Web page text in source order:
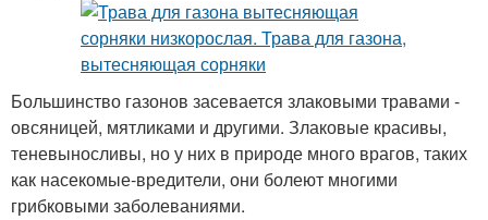
Большинство газонов засевается злаковыми травами -
овсяницей, мятликами и другими. Злаковые красивы,
теневыносливы, но у них в природе много врагов, таких
как насекомые-вредители, они болеют многими
грибковыми заболеваниями.